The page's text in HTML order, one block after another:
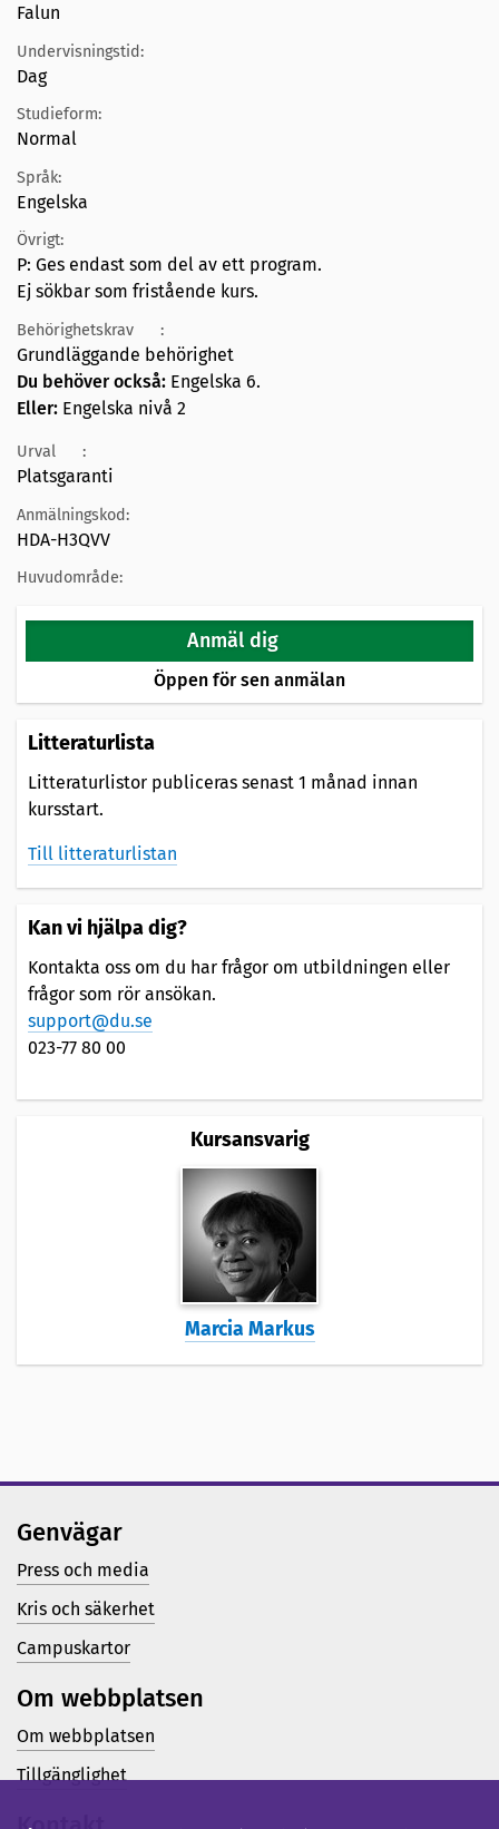
Falun
Undervisningstid:
Dag
Studieform:
Normal
Språk:
Engelska
Övrigt:
P: Ges endast som del av ett program.
Ej sökbar som fristående kurs.
Behörighetskrav :
Grundläggande behörighet
Du behöver också: Engelska 6.
Eller: Engelska nivå 2
Urval :
Platsgaranti
Anmälningskod:
HDA-H3QVV
Huvudområde:
Anmäl dig
Öppen för sen anmälan
Litteraturlista
Litteraturlistor publiceras senast 1 månad innan
kursstart.
Till litteraturlistan
Kan vi hjälpa dig?
Kontakta oss om du har frågor om utbildningen eller
frågor som rör ansökan.
support@du.se
023-77 80 00
Kursansvarig
Marcia Markus
Genvägar
Press och media
Kris och säkerhet
Campuskartor
Om webbplatsen
Om webbplatsen
Tillgänglighet